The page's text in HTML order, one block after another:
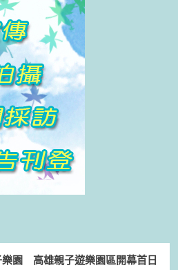
園 高雄親子遊樂園區開幕首日